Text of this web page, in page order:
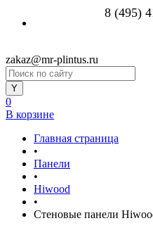
8 (495)
zakaz@mr-plintus.ru
0
В корзине
Главная страница
•
Панели
•
Hiwood
•
Стеновые панели